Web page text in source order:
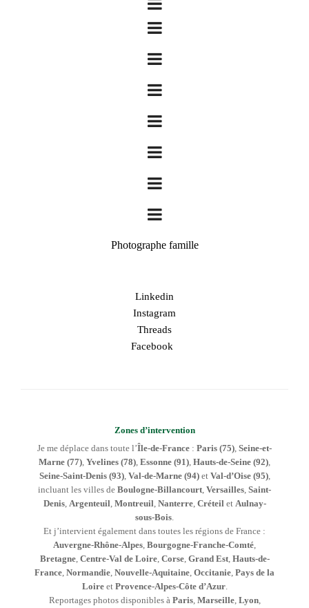
Photographe famille
Linkedin
Instagram
Threads
Facebook
Zones d’intervention
Je me déplace dans toute l’Île-de-France : Paris (75) Seine-et-
Marne (77) Yvelines (78) Essonne (91) Hauts-de-Seine (92)
Seine-Saint-Denis (93), Val-de-Marne (94)et Val-d’Oise (95),
incluant les villes de Boulogne-Billancourt Versailles Saint-
Denis, Argenteuil Montreuil Nanterre, Créteil et Aulnay-
sous-Bois
Et j’intervient également dans toutes les régions de France :
Auvergne-Rhône-Alpes Bourgogne-Franche-Comté
Bretagne, Centre-Val de Loire, Corse, Grand Est, Hauts-de-
France Normandie Nouvelle-Aquitaine Occitanie Pays de la
Loireet Provence-Alpes-Côte d’Azur.
Reportages photos disponibles à Paris, Marseille, Lyon,